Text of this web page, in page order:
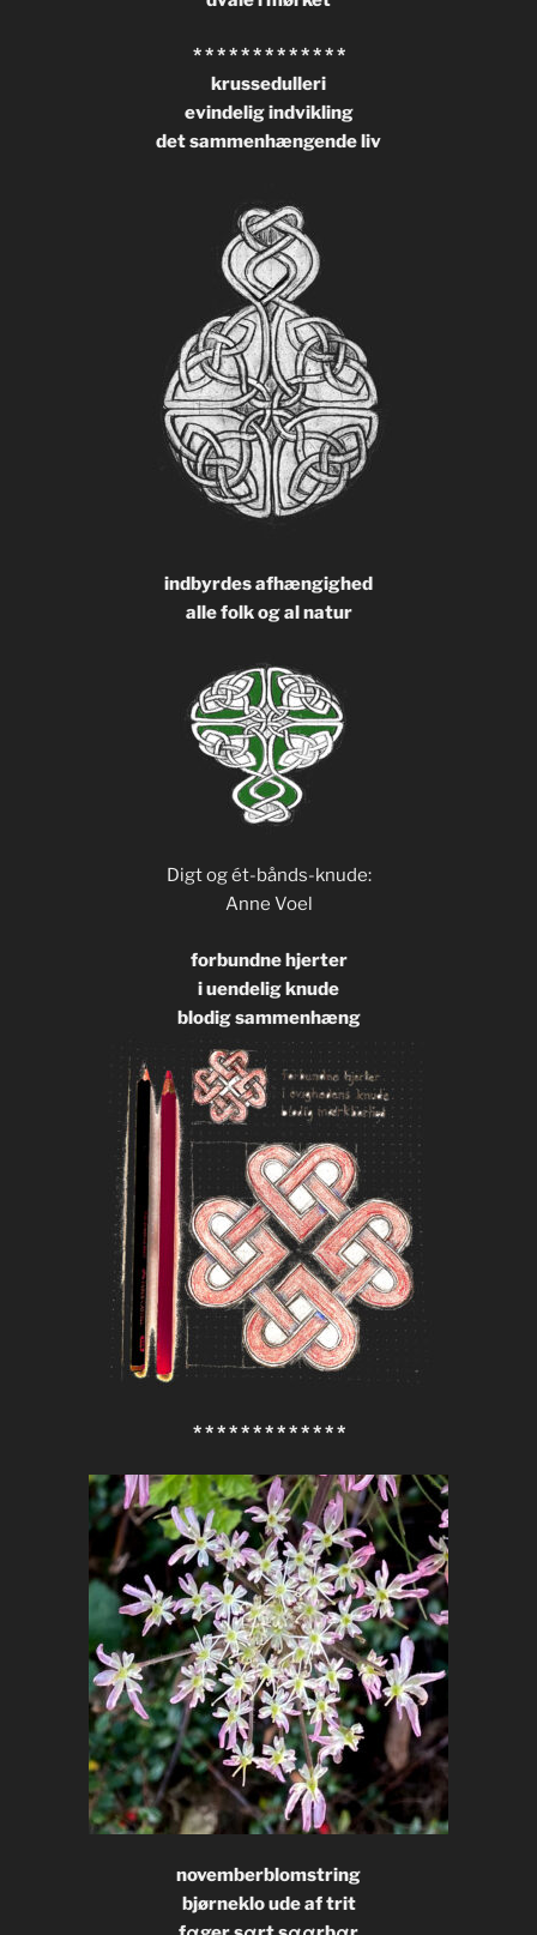
* * * * * * * * * * * * *
krussedulleri
evindelig indvikling
det sammenhængende liv
indbyrdes afhængighed
alle folk og al natur
Digt og ét-bånds-knude:
Anne Voel
forbundne hjerter
i uendelig knude
blodig sammenhæng
* * * * * * * * * * * * *
novemberblomstring
bjørneklo ude af trit